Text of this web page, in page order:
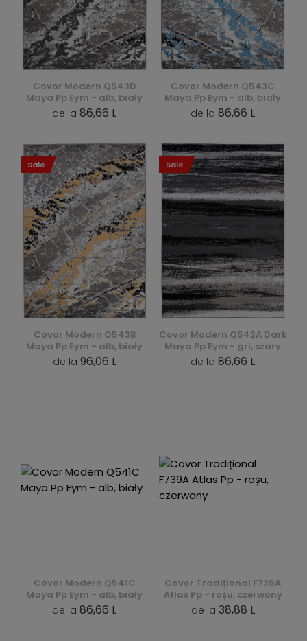
Covor Modern Q543D
Maya Pp Eym - alb, biały
de la 86,66 L
Covor Modern Q543C
Maya Pp Eym - alb, biały
de la 86,66 L
Covor Modern Q543B
Maya Pp Eym - alb, biały
de la 96,06 L
Sale
Covor Modern Q542A Dark
Maya Pp Eym - gri, szary
de la 86,66 L
Sale
Covor Modern Q541C
Maya Pp Eym - alb, biały
de la 86,66 L
Covor Tradițional F739A
Atlas Pp - roșu, czerwony
de la 38,88 L